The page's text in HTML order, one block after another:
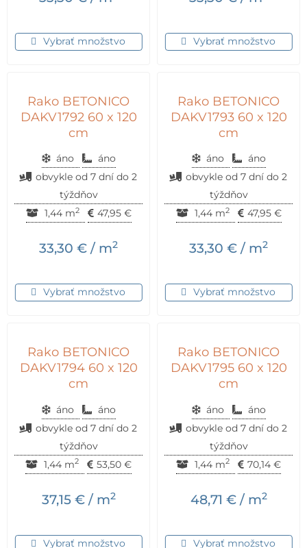
Vybrať množstvo Vybrať množstvo
Rako BETONICO
DAKV1792 60 x 120
cm
áno
áno
obvykle od 7 dní do 2
týždňov
1,44 m2 47,95 €
33,30 € / m2
Vybrať množstvo
Rako BETONICO
DAKV1793 60 x 120
cm
áno
áno
obvykle od 7 dní do 2
týždňov
1,44 m2 47,95 €
33,30 € / m2
Vybrať množstvo
Rako BETONICO
DAKV1794 60 x 120
cm
áno
áno
obvykle od 7 dní do 2
týždňov
1,44 m2 53,50 €
37,15 €/ m2
Vybrať množstvo
Rako BETONICO
DAKV1795 60 x 120
cm
áno
áno
obvykle od 7 dní do 2
týždňov
1,44 m2 70,14 €
48,71 €/ m2
Vybrať množstvo